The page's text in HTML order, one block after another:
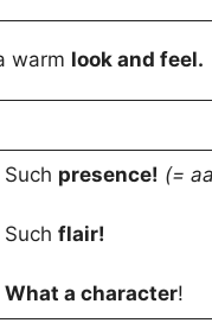
warm look and feel.
presence! (=
flair!
What a character!